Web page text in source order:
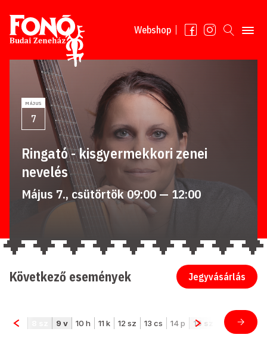
Tovább a tartalomhoz
Webshop
MÁJUS
7
Ringató - kisgyermekkori zenei
nevelés
Május 7., csütörtök 09:00 — 12:00
Jegyvásárlás
Következő események